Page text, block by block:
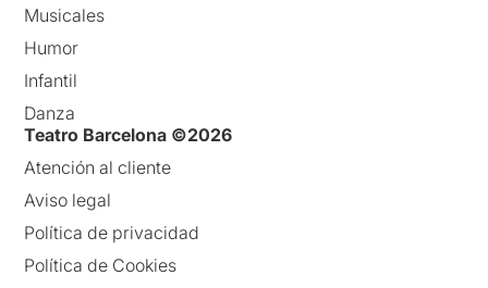
Musicales
Humor
Infantil
Danza
Teatro Barcelona ©2026
Atención al cliente
Aviso legal
Política de privacidad
Política de Cookies